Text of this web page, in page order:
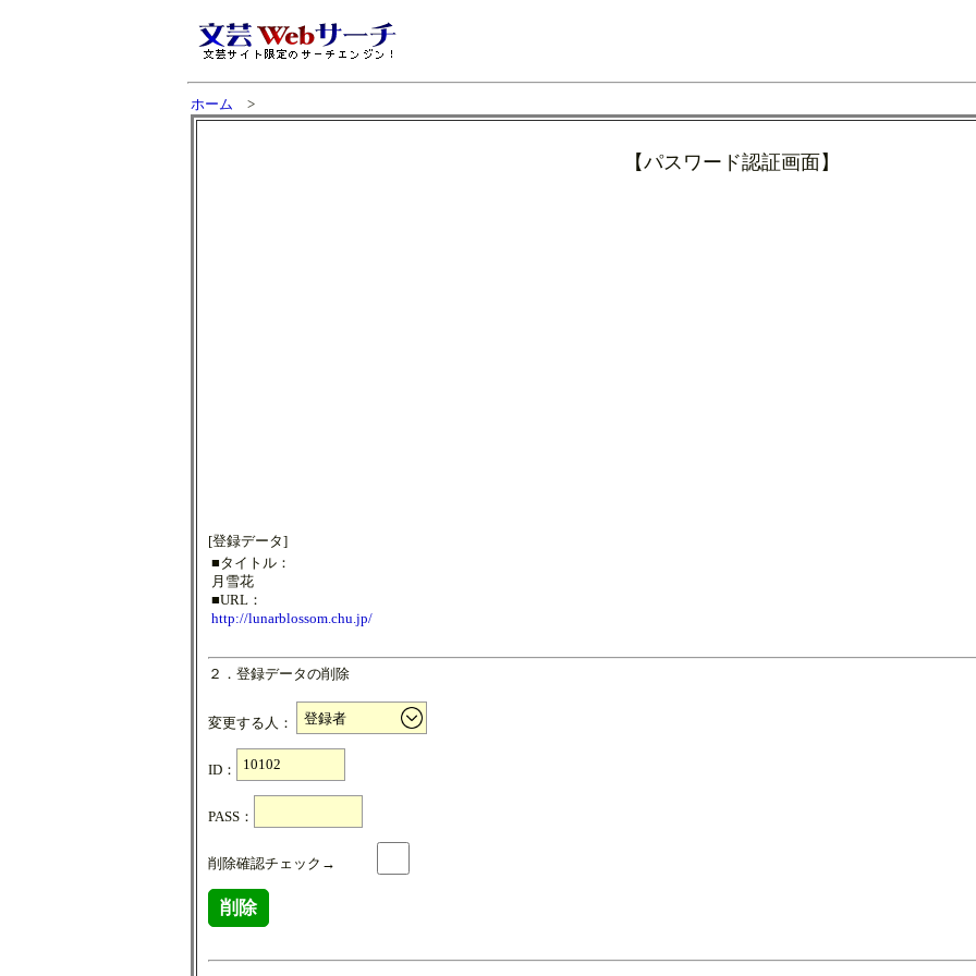
ホーム >
【パスワード認証画面】
[登録データ]
■タイトル：
月雪花
■URL：
http://lunarblossom.chu.jp/
２．登録データの削除
変更する人：
ID：
PASS：
削除確認チェック→
削除